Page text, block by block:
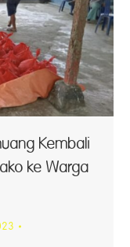
Kembali
ke Warga